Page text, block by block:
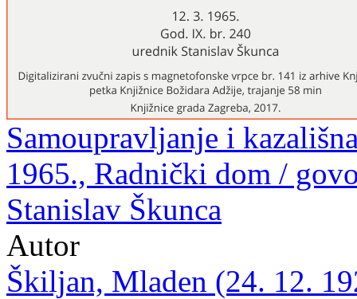
Samoupravljanje i
1965., Radnički dom /
Stanislav Škunca
Autor
Škiljan, Mladen (24. 12.